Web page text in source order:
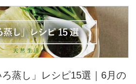
蒸し」レシピ15選｜6月の